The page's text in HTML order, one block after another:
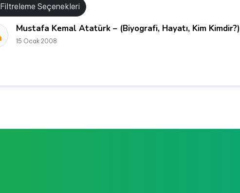
Filtreleme Seçenekleri
Mustafa Kemal Atatürk – (Biyografi, Hayatı, Kim Kimdir?)
15 Ocak 2008